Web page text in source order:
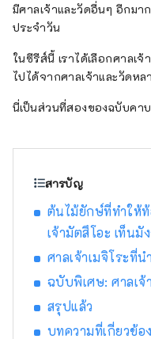
มีศาลเจ้าและวัดอื่นๆ อีกมา
ประจำวัน
ในซีรีส์นี้ เราได้เลือกศาลเ
ไปได้จากศาลเจ้าและวัดหล
นี่เป็นส่วนที่สองของฉบับคา
สารบัญ
ต้นไม้ยักษ์ที่ทำให้ท้
เจ้ามัตสึโอะ เท็นมั
ศาลเจ้าเมจิโระที่
ฉบับพิเศษ: ศาลเจ้
สรุปแล้ว
บทความที่เกี่ยวข้อง